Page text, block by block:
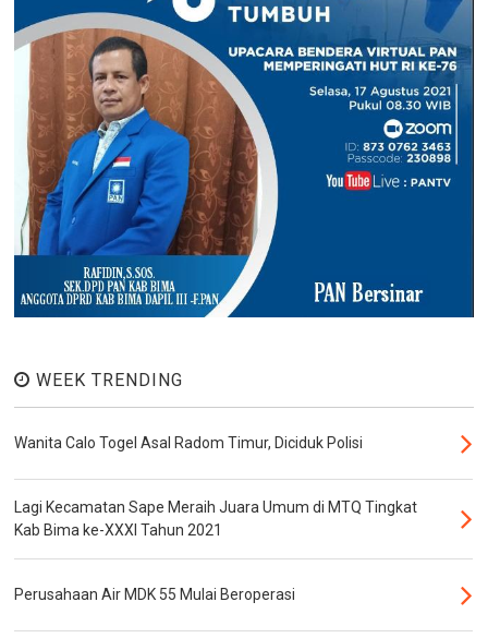
WEEK TRENDING
Wanita Calo Togel Asal Radom Timur, Diciduk Polisi
Lagi Kecamatan Sape Meraih Juara Umum di MTQ Tingkat
Kab Bima ke-XXXI Tahun 2021
Perusahaan Air MDK 55 Mulai Beroperasi